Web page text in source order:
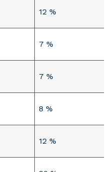
12 %
7 %
7 %
8 %
12 %